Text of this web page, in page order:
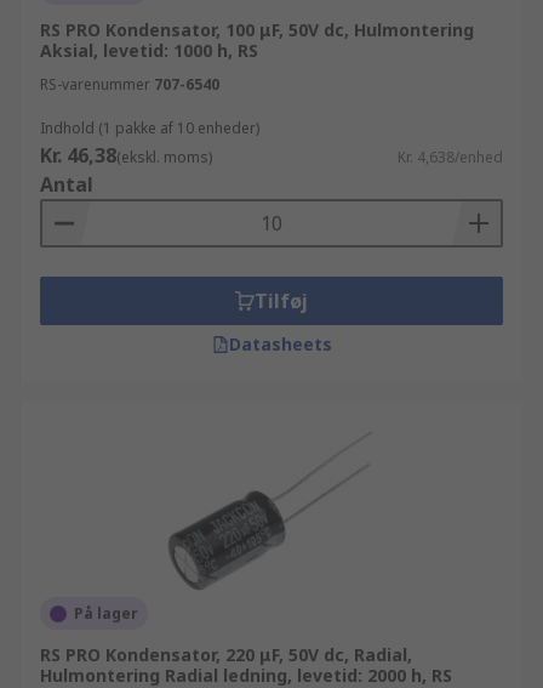
RS PRO Kondensator, 100 μF, 50V dc, Hulmontering
Aksial, levetid: 1000 h, RS
RS-varenummer 707-6540
Indhold (1 pakke af 10 enheder)
Kr. 46,38(ekskl. moms) Kr. 4,638/enhed
Antal
Tilføj
Datasheets
På lager
RS PRO Kondensator, 220 μF, 50V dc, Radial,
Hulmontering Radial ledning, levetid: 2000 h, RS